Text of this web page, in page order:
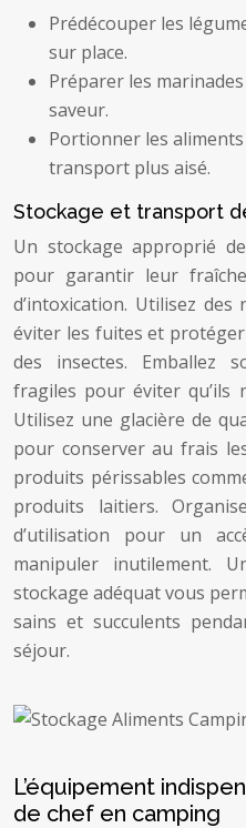
Prédécouper les
sur place.
Préparer les
saveur.
Portionner les
transport plus aisé.
Stockage et transport
Un stockage approprié
pour garantir leur
d’intoxication. Utilisez
éviter les fuites et
des insectes. Emballez
fragiles pour éviter qu’ils
Utilisez une glacière de
pour conserver au frais
produits périssables
produits laitiers.
d’utilisation pour un
manipuler inutilement.
stockage adéquat vous
sains et succulents
séjour.
L’équipement
de chef en camping